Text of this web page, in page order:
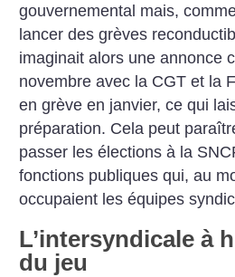
gouvernemental mais,
lancer des grèves
imaginait alors une annonce
novembre avec la CGT et la
en grève en janvier, ce qui
préparation. Cela peut
passer les élections à la
fonctions publiques qui, au
occupaient les équipes
L’intersyndicale à
du jeu